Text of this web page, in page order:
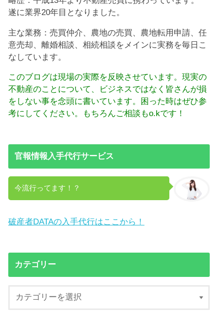
遂に業界20年目となりました。
主な業務：売買仲介、農地の売買、農地転用申請、任
意売却、離婚相談、相続相談をメインに実務を毎日こ
なしています。
このブログは現場の実際を反映させています。現実の
不動産のことについて、ビジネスではなく皆さんが損
をしない事を念頭に書いています。困った時はぜひ参
考にしてください。もちろんご相談もo.kです！
官報情報入手代行サービス
今流行ってます！？
破産者DATAの入手代行はここから！
カテゴリー